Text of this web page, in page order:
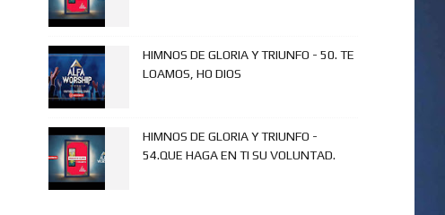
HIMNOS DE GLORIA Y TRIUNFO - 50. TE
LOAMOS, HO DIOS
HIMNOS DE GLORIA Y TRIUNFO -
54.QUE HAGA EN TI SU VOLUNTAD.